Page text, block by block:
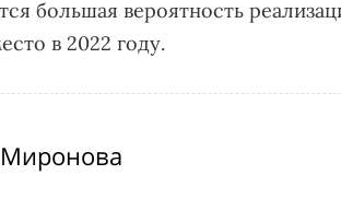
большая вероятность
в 2022 году.